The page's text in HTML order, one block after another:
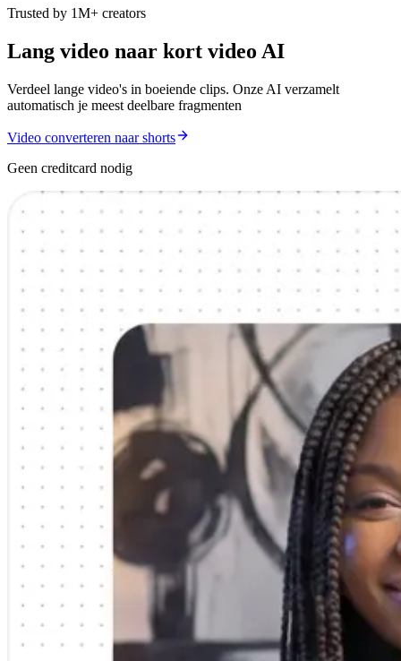
Trusted by 1M+ creators
Lang video naar kort video AI
Verdeel lange video's in boeiende clips. Onze AI verzamelt
automatisch je meest deelbare fragmenten
Video converteren naar shorts
Geen creditcard nodig